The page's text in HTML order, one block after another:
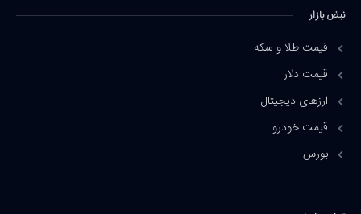
نبض بازار
قیمت طلا و سکه
قیمت دلار
ارزهای دیجیتال
قیمت خودرو
بورس